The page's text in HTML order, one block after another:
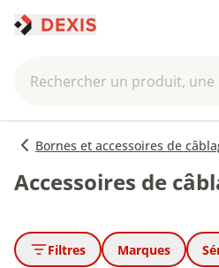
Rechercher un produit, une
Bornes et accessoires de
Accessoires de
Filtres Marques